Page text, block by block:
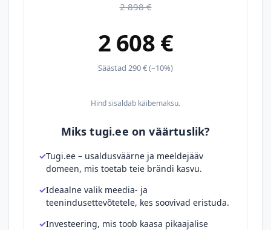
2 898 €
2 608 €
Säästad 290 € (–10%)
Hind sisaldab käibemaksu.
Miks tugi.ee on väärtuslik?
Tugi.ee – usaldusväärne ja meeldejääv
domeen, mis toetab teie brändi kasvu.
Ideaalne valik meedia- ja
teenindusettevõtetele, kes soovivad eristuda.
Investeering, mis toob kaasa pikaajalise